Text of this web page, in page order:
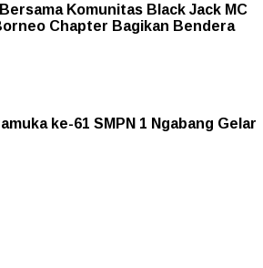
Komunitas Black Jack MC
Chapter Bagikan Bendera
ke-61 SMPN 1 Ngabang Gelar